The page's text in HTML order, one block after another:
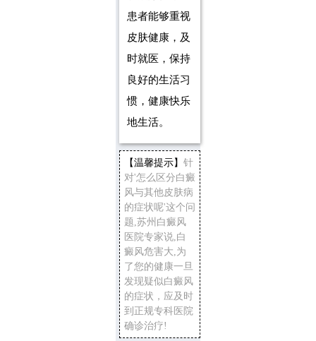
患者能够重视
皮肤健康，及
时就医，保持
良好的生活习
惯，健康快乐
地生活。
【温馨提示】 针
对'怎么区分白癜
风与其他皮肤病
的症状呢'这个问
题,苏州白癜风
医院专家说,白
癜风危害大,为
了您的健康一旦
发现疑似白癜风
的症状，应及时
到正规专科医院
确诊治疗!